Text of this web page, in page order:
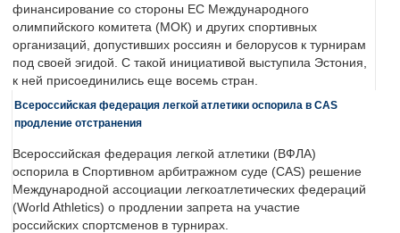
финансирование со стороны ЕС Международного
олимпийского комитета (МОК) и других спортивных
организаций, допустивших россиян и белорусов к турнирам
под своей эгидой. С такой инициативой выступила Эстония,
к ней присоединились еще восемь стран.
Всероссийская федерация легкой атлетики оспорила в CAS
продление отстранения
Всероссийская федерация легкой атлетики (ВФЛА)
оспорила в Спортивном арбитражном суде (CAS) решение
Международной ассоциации легкоатлетических федераций
(World Athletics) о продлении запрета на участие
российских спортсменов в турнирах.